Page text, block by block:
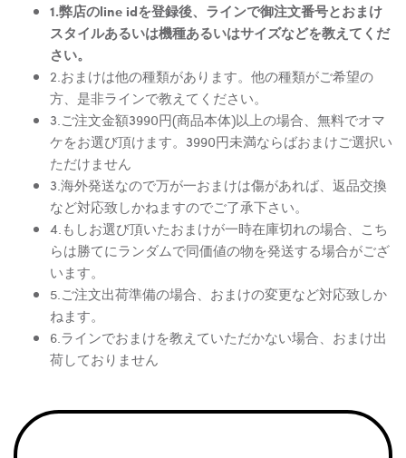
1.弊店のline idを登録後、ラインで御注文番号とおまけ
スタイルあるいは機種あるいはサイズなどを教えてくだ
さい。
2.おまけは他の種類があります。他の種類がご希望の
方、是非ラインで教えてください。
3.ご注文金額3990円(商品本体)以上の場合、無料でオマ
ケをお選び頂けます。3990円未満ならばおまけご選択い
ただけません
3.海外発送なので万が一おまけは傷があれば、返品交換
など対応致しかねますのでご了承下さい。
4.もしお選び頂いたおまけが一時在庫切れの場合、こち
らは勝てにランダムで同価値の物を発送する場合がござ
います。
5.ご注文出荷準備の場合、おまけの変更など対応致しか
ねます。
6.ラインでおまけを教えていただかない場合、おまけ出
荷しておりません